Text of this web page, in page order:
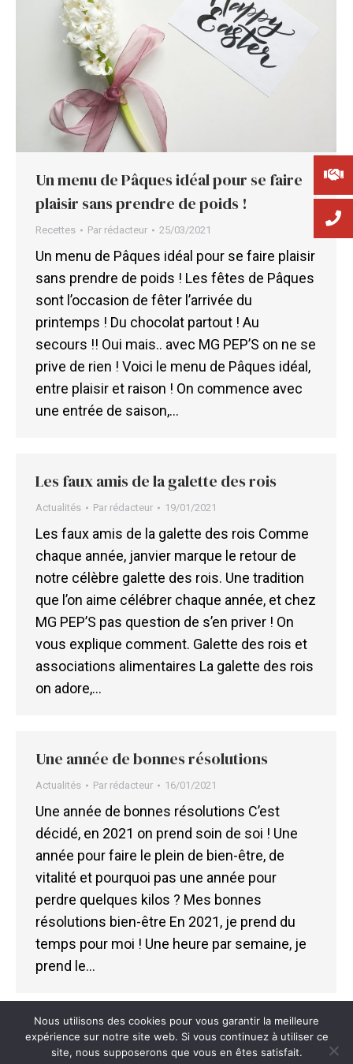
Un menu de Pâques idéal pour se faire
plaisir sans prendre de poids !
Recettes Par rédacteur 25/03/2021
Un menu de Pâques idéal pour se faire plaisir
sans prendre de poids ! Les fêtes de Pâques
sont l’occasion de fêter l’arrivée du
printemps ! Du chocolat partout ! Au
secours !! Oui mais.. avec MG PEP’S on ne se
prive de rien ! Voici le menu de Pâques idéal,
entre plaisir et raison ! On commence avec
une entrée de saison,…
Les faux amis de la galette des rois
Actualités Par rédacteur 19/01/2021
Les faux amis de la galette des rois Comme
chaque année, janvier marque le retour de
notre célèbre galette des rois. Une tradition
que l’on aime célébrer chaque année, et chez
MG PEP’S pas question de s’en priver ! On
vous explique comment. Galette des rois et
associations alimentaires La galette des rois
on adore,…
Une année de bonnes résolutions
Actualités Par rédacteur 16/01/2021
Une année de bonnes résolutions C’est
décidé, en 2021 on prend soin de soi ! Une
année pour faire le plein de bien-être, de
vitalité et pourquoi pas une année pour
perdre quelques kilos ? Mes bonnes
résolutions bien-être En 2021, je prend du
temps pour moi ! Une heure par semaine, je
prend le…
Nous utilisons des cookies pour vous garantir la meilleure
expérience sur notre site web. Si vous continuez à utiliser ce
site, nous supposerons que vous en êtes satisfait.